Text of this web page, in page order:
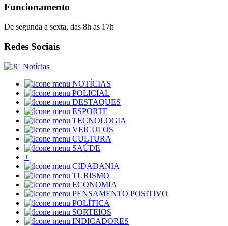
Funcionamento
De segunda a sexta, das 8h as 17h
Redes Sociais
NOTÍCIAS
POLICIAL
DESTAQUES
ESPORTE
TECNOLOGIA
VEÍCULOS
CULTURA
SAÚDE
+
CIDADANIA
TURISMO
ECONOMIA
PENSAMENTO POSITIVO
POLÍTICA
SORTEIOS
INDICADORES